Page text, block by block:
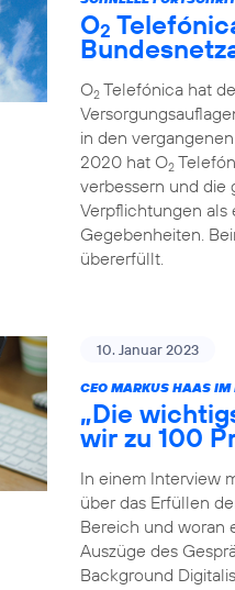
O2
O2 Telefónica hat
in den
2020 hat O2
verbessern und die
Verpflichtungen
Gegebenheiten.
übererfüllt.
10. Januar 2023
CEO MARKUS HAAS IM
„Die
wir zu 100
In einem Interview
über das Erfüllen
Bereich und woran
Auszüge des
Background